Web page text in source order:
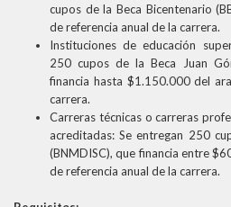
cupos de la Beca Bicentenario
de referencia anual de la carrera.
Instituciones de educación
250 cupos de la Beca Juan
financia hasta $1.150.000 del
carrera.
Carreras técnicas o carreras
acreditadas: Se entregan 250
(BNMDISC), que financia entre
de referencia anual de la carrera.